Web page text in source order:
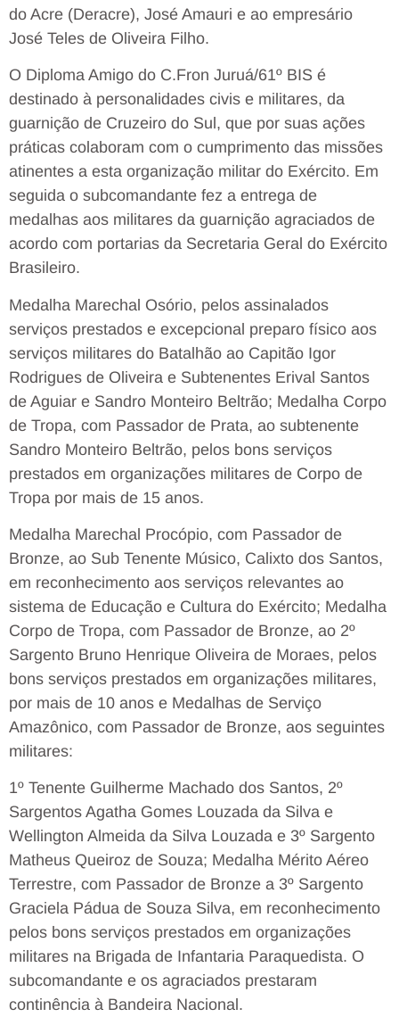
do Acre (Deracre), José Amauri e ao empresário
José Teles de Oliveira Filho.
O Diploma Amigo do C.Fron Juruá/61º BIS é
destinado à personalidades civis e militares, da
guarnição de Cruzeiro do Sul, que por suas ações
práticas colaboram com o cumprimento das missões
atinentes a esta organização militar do Exército. Em
seguida o subcomandante fez a entrega de
medalhas aos militares da guarnição agraciados de
acordo com portarias da Secretaria Geral do Exército
Brasileiro.
Medalha Marechal Osório, pelos assinalados
serviços prestados e excepcional preparo físico aos
serviços militares do Batalhão ao Capitão Igor
Rodrigues de Oliveira e Subtenentes Erival Santos
de Aguiar e Sandro Monteiro Beltrão; Medalha Corpo
de Tropa, com Passador de Prata, ao subtenente
Sandro Monteiro Beltrão, pelos bons serviços
prestados em organizações militares de Corpo de
Tropa por mais de 15 anos.
Medalha Marechal Procópio, com Passador de
Bronze, ao Sub Tenente Músico, Calixto dos Santos,
em reconhecimento aos serviços relevantes ao
sistema de Educação e Cultura do Exército; Medalha
Corpo de Tropa, com Passador de Bronze, ao 2º
Sargento Bruno Henrique Oliveira de Moraes, pelos
bons serviços prestados em organizações militares,
por mais de 10 anos e Medalhas de Serviço
Amazônico, com Passador de Bronze, aos seguintes
militares:
1º Tenente Guilherme Machado dos Santos, 2º
Sargentos Agatha Gomes Louzada da Silva e
Wellington Almeida da Silva Louzada e 3º Sargento
Matheus Queiroz de Souza; Medalha Mérito Aéreo
Terrestre, com Passador de Bronze a 3º Sargento
Graciela Pádua de Souza Silva, em reconhecimento
pelos bons serviços prestados em organizações
militares na Brigada de Infantaria Paraquedista. O
subcomandante e os agraciados prestaram
continência à Bandeira Nacional.